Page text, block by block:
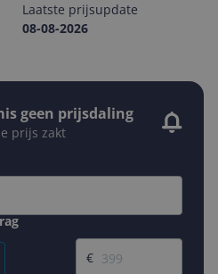
Laatste prijsupdate
08-08-2026
geen prijsdaling
prijs zakt
Gewenste prijs
€